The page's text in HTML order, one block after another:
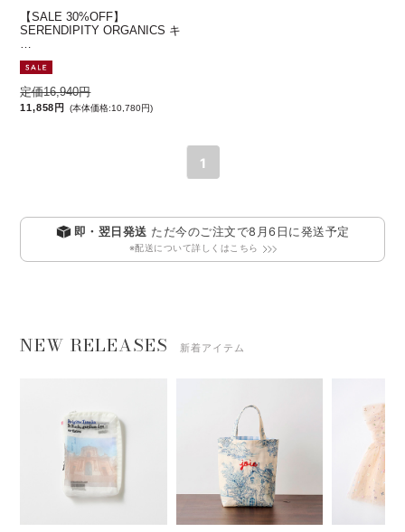
【SALE 30%OFF】
SERENDIPITY ORGANICS キ
定価16,940円
11,858円 (本体価格:10,780円)
1
即・翌日発送 ただ今のご注文で8月6日 に発送予定
※配送について詳しくはこちら
NEW RELEASES 新着アイテム